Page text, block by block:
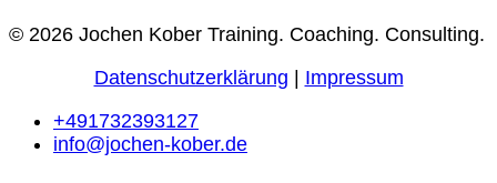
© 2026 Jochen Kober Training. Coaching. Consulting.
Datenschutzerklärung
Impressum
+491732393127
info@jochen-kober.de